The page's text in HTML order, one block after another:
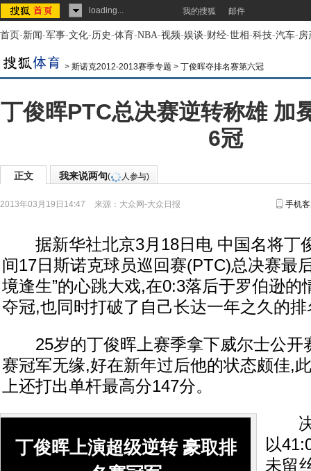
loading... 我的搜狐 邮件
首页-新闻-军事-文化-历史-体育-NBA-视频-娱谈-财经-世相-科技-汽车-房
> 斯诺克2012-2013赛季专题 > 丁俊晖夺排名赛第六冠
丁俊晖PTC总决赛逆转称雄 加
6冠
正文 我来说两句( 人参与)
2013年03月19日14:47 来源： 大众网-大众日报 手机
据新华社北京3月18日电 中国名将丁
间17日斯诺克球员巡回赛(PTC)总决赛最
境逢生”的心跳大戏,在0:3落后于罗伯逊的
夺冠,也同时打破了自己长达一年之久的
25岁的丁俊晖上赛季拿下威尔士公开
赛冠军无缘,好在新年过后他的状态颇佳,
上还打出单杆最高分147分。
丁俊晖上演超级逆转 豪取排
决
以
未留